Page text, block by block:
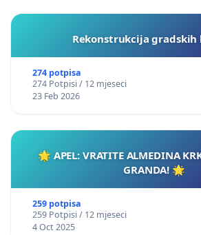
Rekonstrukcija gradskih
274 potpisa
274 Potpisi / 12 mjeseci
23 Feb 2026
🌟 APEL: VRATITE ALMEDINA
GRANDA! 🌟
259 potpisa
259 Potpisi / 12 mjeseci
4 Oct 2025